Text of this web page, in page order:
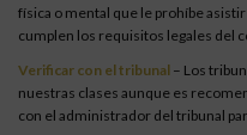
física o mental que le prohíbe
cumplen los requisitos legales del
Verificar con el tribunal – Los
nuestras clases aunque es
con el administrador del tribunal